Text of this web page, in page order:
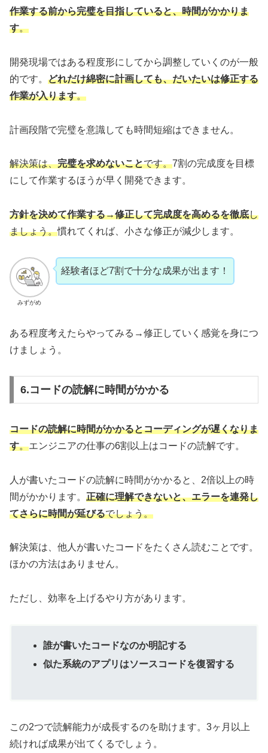
作業する前から完璧を目指していると、時間がかかりま
す。
開発現場ではある程度形にしてから調整していくのが一般
的です。 どれだけ綿密に計画しても、だいたいは修正する
作業が入ります。
計画段階で完璧を意識しても時間短縮はできません。
解決策は、完璧を求めないことです。7割の完成度を目標
にして作業するほうが早く開発できます。
方針を決めて作業する→修正して完成度を高めるを徹底し
ましょう。慣れてくれば、小さな修正が減少します。
みずがめ
経験者ほど7割で十分な成果が出ます！
ある程度考えたらやってみる→修正していく感覚を身につ
けましょう。
6.コードの読解に時間がかかる
コードの読解に時間がかかるとコーディングが遅くなりま
す。エンジニアの仕事の6割以上はコードの読解です。
人が書いたコードの読解に時間がかかると、2倍以上の時
間がかかります。 正確に理解できないと、エラーを連発し
てさらに時間が延びるでしょう。
解決策は、他人が書いたコードをたくさん読むことです。
ほかの方法はありません。
ただし、効率を上げるやり方があります。
誰が書いたコードなのか明記する
似た系統のアプリはソースコードを復習する
この2つで読解能力が成長するのを助けます。3ヶ月以上
続ければ成果が出てくるでしょう。